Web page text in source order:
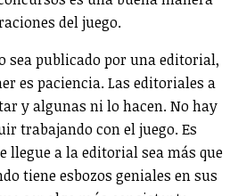
del juego.
sea publicado por una editorial,
es paciencia. Las editoriales a
y algunas ni lo hacen. No hay
trabajando con el juego. Es
llegue a la editorial sea más que
tiene esbozos geniales en sus